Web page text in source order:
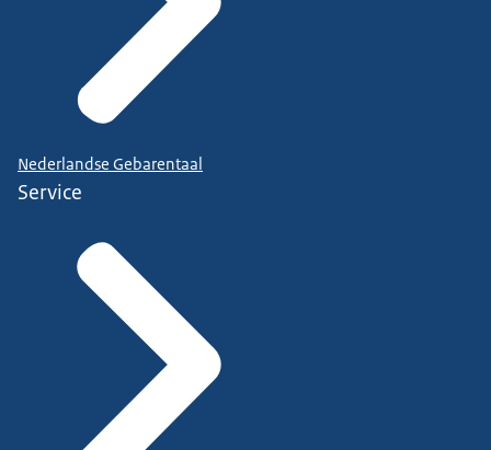
Nederlandse Gebarentaal
Service